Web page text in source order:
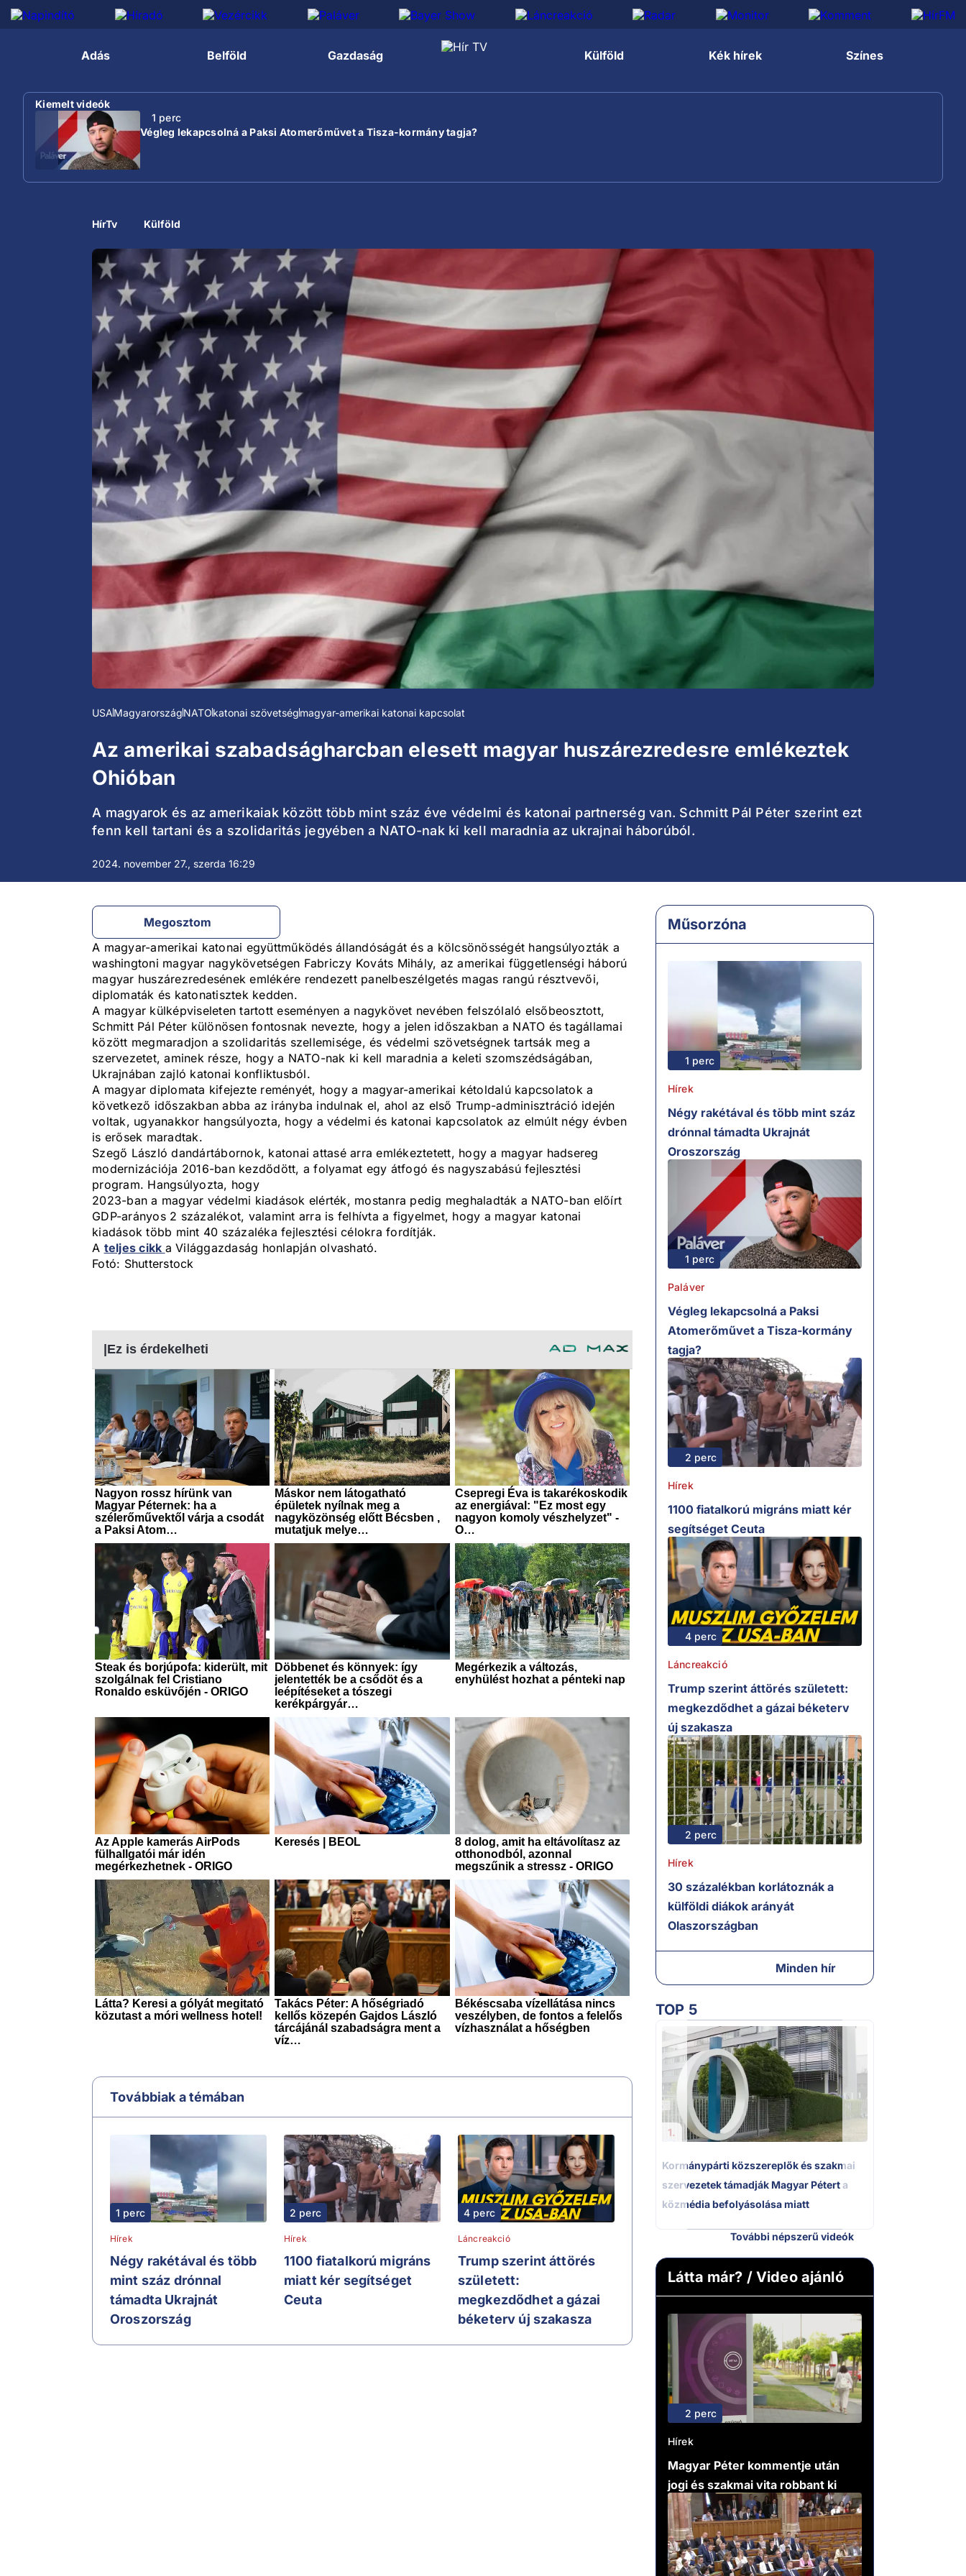
Adás Belföld Gazdaság Külföld Kék hírek Színes
Kiemelt videók
1 perc
Végleg lekapcsolná a Paksi Atomerőművet a Tisza-kormány tagja?
HírTv Külföld
USAMagyarországNATOkatonai szövetségmagyar-amerikai katonai kapcsolat
Az amerikai szabadságharcban elesett magyar huszárezredesre emlékeztek
Ohióban
A magyarok és az amerikaiak között több mint száz éve védelmi és katonai partnerség van. Schmitt Pál Péter szerint ezt
fenn kell tartani és a szolidaritás jegyében a NATO-nak ki kell maradnia az ukrajnai háborúból.
2024. november 27., szerda 16:29
Megosztom
A magyar-amerikai katonai együttműködés állandóságát és a kölcsönösségét hangsúlyozták a
washingtoni magyar nagykövetségen Fabriczy Kováts Mihály, az amerikai függetlenségi háború
magyar huszárezredesének emlékére rendezett panelbeszélgetés magas rangú résztvevői,
diplomaták és katonatisztek kedden.
A magyar külképviseleten tartott eseményen a nagykövet nevében felszólaló elsőbeosztott,
Schmitt Pál Péter különösen fontosnak nevezte, hogy a jelen időszakban a NATO és tagállamai
között megmaradjon a szolidaritás szellemisége, és védelmi szövetségnek tartsák meg a
szervezetet, aminek része, hogy a NATO-nak ki kell maradnia a keleti szomszédságában,
Ukrajnában zajló katonai konfliktusból.
A magyar diplomata kifejezte reményét, hogy a magyar-amerikai kétoldalú kapcsolatok a
következő időszakban abba az irányba indulnak el, ahol az első Trump-adminisztráció idején
voltak, ugyanakkor hangsúlyozta, hogy a védelmi és katonai kapcsolatok az elmúlt négy évben
is erősek maradtak.
Szegő László dandártábornok, katonai attasé arra emlékeztetett, hogy a magyar hadsereg
modernizációja 2016-ban kezdődött, a folyamat egy átfogó és nagyszabású fejlesztési
program. Hangsúlyozta, hogy
2023-ban a magyar védelmi kiadások elérték, mostanra pedig meghaladták a NATO-ban előírt
GDP-arányos 2 százalékot, valamint arra is felhívta a figyelmet, hogy a magyar katonai
kiadások több mint 40 százaléka fejlesztési célokra fordítják.
A teljes cikk a Világgazdaság honlapján olvasható.
Fotó: Shutterstock
Továbbiak a témában
1 perc
Hírek
Négy rakétával és több
mint száz drónnal
támadta Ukrajnát
Oroszország
2 perc
Hírek
1100 fiatalkorú migráns
miatt kér segítséget
Ceuta
4 perc
Láncreakció
Trump szerint áttörés
született:
megkezdődhet a gázai
béketerv új szakasza
Műsorzóna
1 perc
Hírek
Négy rakétával és több mint száz
drónnal támadta Ukrajnát
Oroszország
1 perc
Paláver
Végleg lekapcsolná a Paksi
Atomerőművet a Tisza-kormány
tagja?
2 perc
Hírek
1100 fiatalkorú migráns miatt kér
segítséget Ceuta
4 perc
Láncreakció
Trump szerint áttörés született:
megkezdődhet a gázai béketerv
új szakasza
2 perc
Hírek
30 százalékban korlátoznák a
külföldi diákok arányát
Olaszországban
Minden hír
TOP 5
1.
Kormánypárti közszereplők és szakmai
szervezetek támadják Magyar Pétert a
közmédia befolyásolása miatt
További népszerű videók
Látta már? / Video ajánló
2 perc
Hírek
Magyar Péter kommentje után
jogi és szakmai vita robbant ki